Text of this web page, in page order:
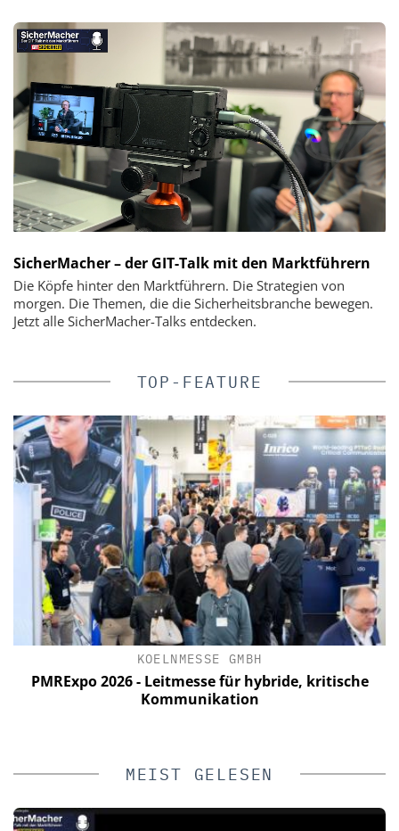
SicherMacher – der GIT-Talk mit den Marktführern
Die Köpfe hinter den Marktführern. Die Strategien von
morgen. Die Themen, die die Sicherheitsbranche bewegen.
Jetzt alle SicherMacher-Talks entdecken.
TOP-FEATURE
kritische
YOKOGAWA DEUTSCHLAND
NIS2 & OT Security – was jetzt zu
Webinar am 19. Mai, 11
MEIST GELESEN